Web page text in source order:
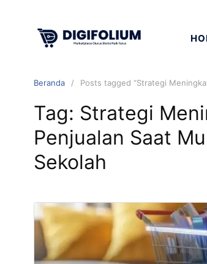
Beranda Posts tagged “Strategi
Tag: Strategi
Penjualan Saat
Sekolah